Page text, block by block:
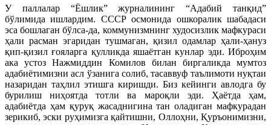
У паллалар “Ёшлик” журналининг “Адабий танқид”
бўлимида ишлардим. СССР осмонида ошкоралик шабадаси
эса бошлаган бўлса-да, коммунизмнинг худосизлик мафкураси
ҳали расман эгаридан тушмаган, қизил одамлар ҳали-ҳануз
қип-қизил ғояларга қулликда яшаётган кунлар эди. Иброҳим
ака устоз Нажмиддин Комилов билан биргаликда мумтоз
адабиётимизни асл ўзанига солиб, тасаввуф таълимоти нуқтаи
назаридан таҳлил этишга киришди. Биз кейинги авлодга бу
бурилиш ниҳоятда тотли ва мароқли эди. Ҳаётда ҳам,
адабиётда ҳам қуруқ жасаднигина тан оладиган мафкурадан
зерикиб, эски руҳимизга қайтишни, Оллоҳни, Қуръонимизни,